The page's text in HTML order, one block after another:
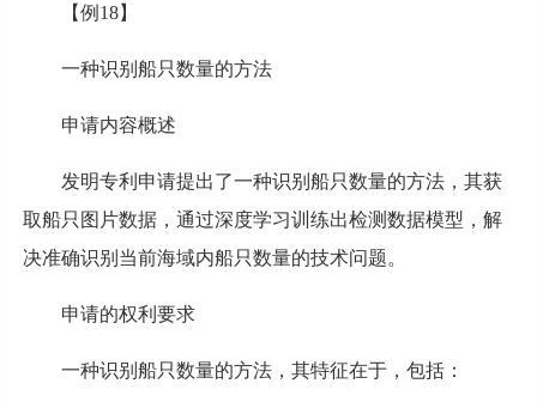
【例18】
一种识别船只数量的方法
申请内容概述
发明专利申请提出了一种识别船只数量的方法，其获
取船只图片数据，通过深度学习训练出检测数据模型，解
决准确识别当前海域内船只数量的技术问题。
申请的权利要求
一种识别船只数量的方法，其特征在于，包括：